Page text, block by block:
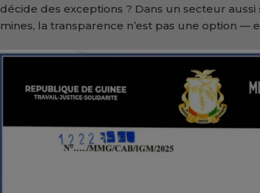
décide des exceptions ? Dans un secteur
mines, la transparence n’est pas une option —